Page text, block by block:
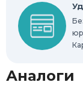
Аналоги